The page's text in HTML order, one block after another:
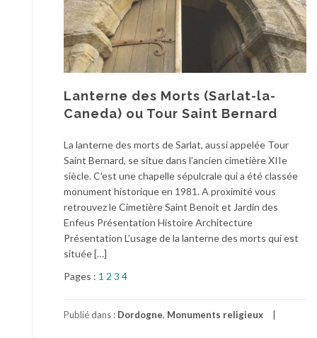
Lanterne des Morts (Sarlat-la-
Caneda) ou Tour Saint Bernard
La lanterne des morts de Sarlat, aussi appelée Tour
Saint Bernard, se situe dans l’ancien cimetière XIIe
siècle. C’est une chapelle sépulcrale qui a été classée
monument historique en 1981. A proximité vous
retrouvez le Cimetière Saint Benoit et Jardin des
Enfeus Présentation Histoire Architecture
Présentation L’usage de la lanterne des morts qui est
située […]
Pages : 1 2 3 4
Publié dans : Dordogne, Monuments religieux